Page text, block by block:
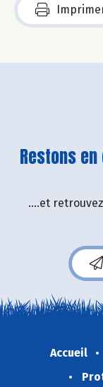
Restons
....et
Accueil